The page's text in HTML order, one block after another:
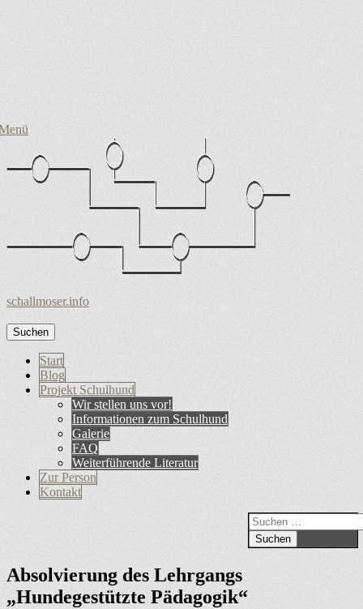
schallmoser.info
Suchen
nach:
Primäres
Menü
Zum
Inhalt
springen
Start
Blog
Projekt Schulhund
Wir stellen uns vor!
Informationen zum Schulhund
Galerie
FAQ
Weiterführende Literatur
Zur Person
Kontakt
Suchen
nach:
Absolvierung des Lehrgangs
„Hundegestützte Pädagogik“